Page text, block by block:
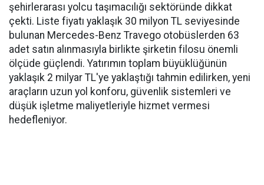
şehirlerarası yolcu taşımacılığı sektöründe dikkat
çekti. Liste fiyatı yaklaşık 30 milyon TL seviyesinde
bulunan Mercedes-Benz Travego otobüslerden 63
adet satın alınmasıyla birlikte şirketin filosu önemli
ölçüde güçlendi. Yatırımın toplam büyüklüğünün
yaklaşık 2 milyar TL'ye yaklaştığı tahmin edilirken, yeni
araçların uzun yol konforu, güvenlik sistemleri ve
düşük işletme maliyetleriyle hizmet vermesi
hedefleniyor.